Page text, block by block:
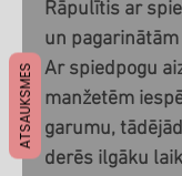
Rāpulītis ar
un
Ar spiedpogu
manžetēm
garumu,
derēs ilgāku
ATSAUKSMES